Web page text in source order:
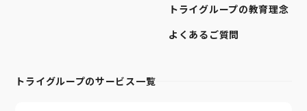
トライグループの教育理念
よくあるご質問
トライグループのサービス一覧